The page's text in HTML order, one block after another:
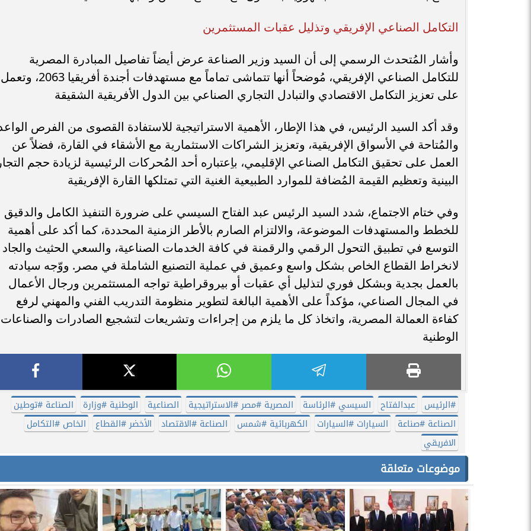
التكامل الصناعي الإفريقي وتذليل عقبات المستثمرين
​وأشار المُتحدث الرسمي إلى أن السيد وزير الصناعة عرض أيضاً تفاصيل المبادرة المصرية
للتكامل الصناعي الإفريقي، مُوضحاً أنها تتماشى تماماً مع مستهدفات أجندة أفريقيا 2063، وتعمل
على تعزيز التكامل الاقتصادي والتبادل التجاري الصناعي بين الدول الأفريقية الشقيقة
​وقد أكد السيد الرئيس، في هذا الإطار، الأهمية الاستراتيجية للاستفادة القصوى من الفرص
والمُتاحة في الأسواق الإفريقية، وتعزيز الشراكات الاستثمارية مع الأشقاء في القارة، فضلاً عن
العمل على تحقيق التكامل الصناعي الإقليمي، باِعتباره أحد المُحركات الرئيسية لزيادة حجم
البينية وتعظيم القيمة المُضافة للموارد الطبيعية الغنية التي تمتلكها القارة الإفريقية
​وفي ختام الاجتماع، شدد السيد الرئيس عبد الفتاح السيسي على ضرورة التنفيذ الكامل والدقيق
للخطط والمستهدفات الموضوعة، والالتزام الصارم بالأطر الزمنية المحددة، كما أكد على أهمية
التوسع في تطبيق التحول الرقمي والرقمنة في كافة الخدمات الصناعية، والسعي الحثيث والجاد
لانخراط القطاع الخاص بشكل واسع وعميق في عملية التصنيع الشاملة في مصر. ووّجه سيادته
بالعمل بجدية وبشكل فوري لتذليل أي عقبات أو بيروقراطية تواجه المستثمرين ورجال الأعمال
في المجال الصناعي، مؤكداً على الأهمية البالغة لتطوير منظومة التدريب الفني والمهني لرفع
كفاءة العمالة المصرية، واتخاذ كل ما يلزم من إجراءات وتشريعات لتشجيع الصادرات والصناعات
الوطنية
​#الرئيس عبدالفتاح السيسي #الرئاسة المصرية #مصر #الاستراتيجية الصناعية الوطنية #وزارة
الصناعة #توطين
الصناعة #صناعة
السيارات #السيارات الكهربائية #شمس الصناعة #الاقتصاد الأخضر #القطاع
الخاص #التكامل
الافريقي
موضوعات متعلقة